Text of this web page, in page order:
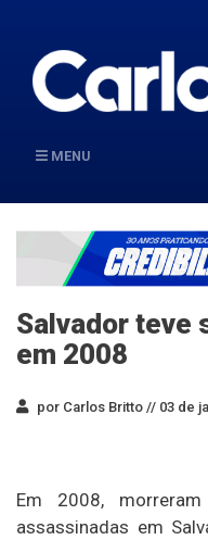
MENU
Salvador teve
em 2008
por Carlos Britto // 03 de
Em 2008,
assassinadas em